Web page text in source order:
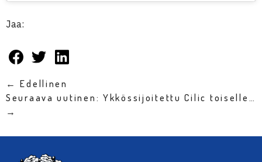
Jaa:
← Edellinen
Seuraava uutinen: Ykkössijoitettu Cilic toiselle…
→